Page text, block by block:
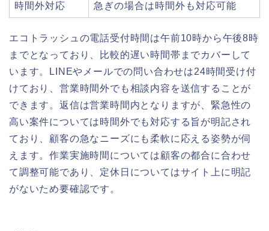
時間外対応 急ぎの場合は時間外も対応可能
エコトラッシュの電話受付時間は午前10時から午後8時
までとなっており、比較的遅い時間帯までカバーして
います。LINEやメールでの問い合わせは24時間受け付
けており、営業時間外でも相談内容を送信することが
できます。返信は営業時間内となりますが、緊急性の
高い案件については時間外でも対応する旨が明記され
ており、顧客の急なニーズにも柔軟に応える姿勢が伺
えます。作業実施時間については顧客の都合に合わせ
て調整可能であり、定休日についてはサイト上に明記
がないため要確認です。